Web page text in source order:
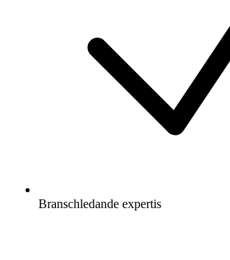
Branschledande expertis